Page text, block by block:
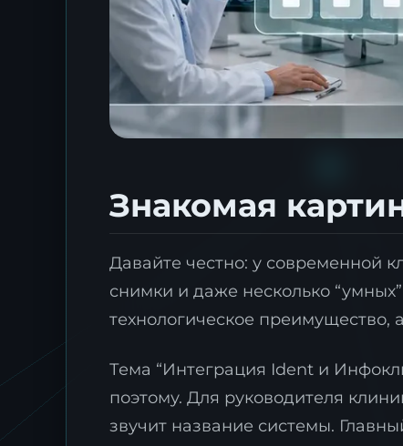
Знакомая
Давайте честно: у современной
снимки и даже несколько
технологическое преимущество,
Тема “Интеграция Ident и
поэтому. Для руководителя
звучит название системы.